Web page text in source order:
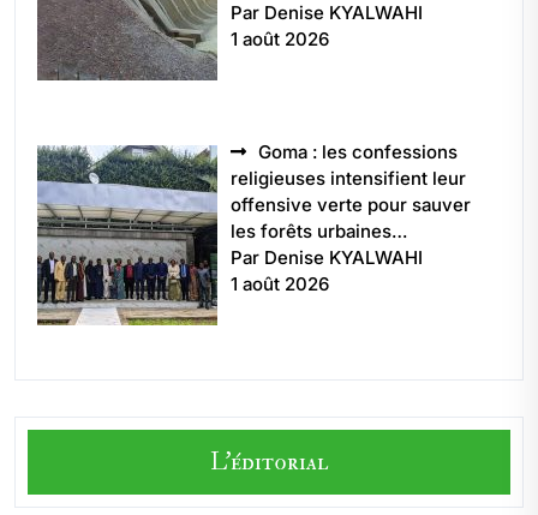
Par Denise KYALWAHI
1 août 2026
Goma : les confessions
religieuses intensifient leur
offensive verte pour sauver
les forêts urbaines…
Par Denise KYALWAHI
1 août 2026
L'éditorial